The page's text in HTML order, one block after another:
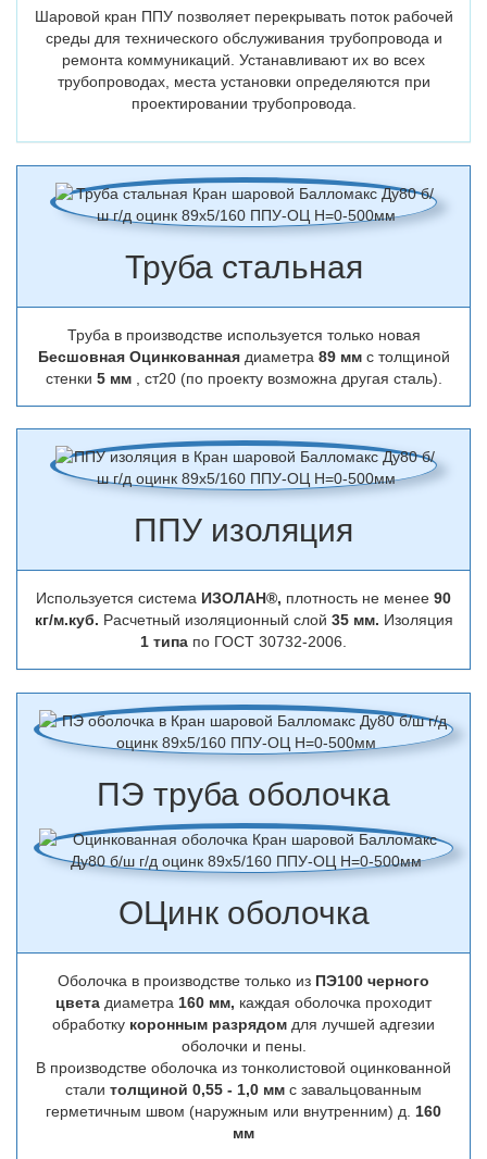
Шаровой кран ППУ позволяет перекрывать поток рабочей
среды для технического обслуживания трубопровода и
ремонта коммуникаций. Устанавливают их во всех
трубопроводах, места установки определяются при
проектировании трубопровода.
Труба стальная
Труба в производстве используется только новая
Бесшовная Оцинкованная диаметра 89 ммс толщиной
стенки 5 мм, ст20 (по проекту возможна другая сталь).
ППУ изоляция
Используется система ИЗОЛАН®, плотность не менее 90
кг/м.куб. Расчетный изоляционный слой 35 мм. Изоляция
1 типа по ГОСТ 30732-2006.
ПЭ труба оболочка
ОЦинк оболочка
Оболочка в производстве только из ПЭ100 черного
цвета диаметра 160 мм, каждая оболочка проходит
обработку коронным разрядом для лучшей адгезии
оболочки и пены.
В производстве оболочка из тонколистовой оцинкованной
стали толщиной 0,55 - 1,0 мм с завальцованным
герметичным швом (наружным или внутренним) д. 160
мм